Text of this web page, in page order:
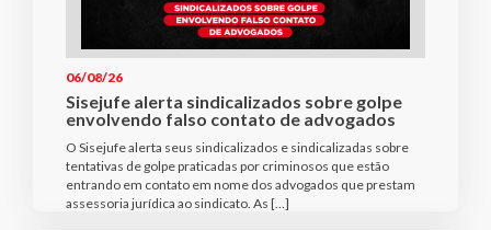
06/08/26
Sisejufe alerta sindicalizados sobre golpe
envolvendo falso contato de advogados
O Sisejufe alerta seus sindicalizados e sindicalizadas sobre
tentativas de golpe praticadas por criminosos que estão
entrando em contato em nome dos advogados que prestam
assessoria jurídica ao sindicato. As […]